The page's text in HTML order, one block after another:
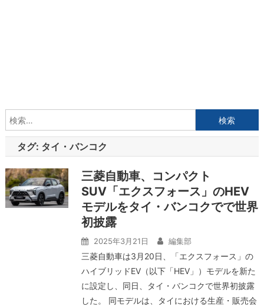
索:
タグ: タイ・バンコク
三菱自動車、コンパクト
SUV「エクスフォース」のHEV
モデルをタイ・バンコクでで世界
初披露
2025年3月21日 編集部
三菱自動車は3月20日、「エクスフォース」の
ハイブリッドEV（以下「HEV」）モデルを新た
に設定し、同日、タイ・バンコクで世界初披露
した。 同モデルは、タイにおける生産・販売会